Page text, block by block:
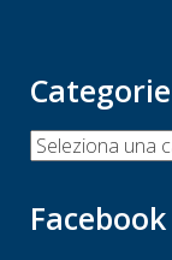
Categorie
Categorie
Facebook